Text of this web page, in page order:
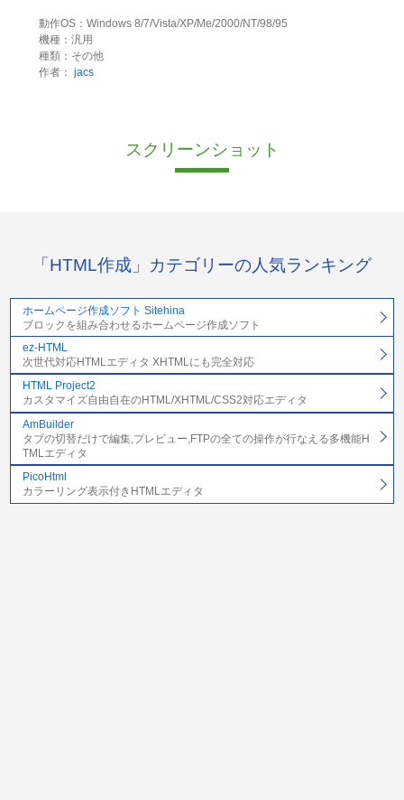
動作OS：Windows 8/7/Vista/XP/Me/2000/NT/98/95
機種：汎用
種類：その他
作者： jacs
スクリーンショット
「HTML作成」カテゴリーの人気ランキング
ホームページ作成ソフト Sitehina
ブロックを組み合わせるホームページ作成ソフト
ez-HTML
次世代対応HTMLエディタ XHTMLにも完全対応
HTML Project2
カスタマイズ自由自在のHTML/XHTML/CSS2対応エディタ
AmBuilder
タブの切替だけで編集,プレビュー,FTPの全ての操作が行なえる多機能H
TMLエディタ
PicoHtml
カラーリング表示付きHTMLエディタ